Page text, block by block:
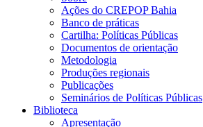
Ações do CREPOP Bahia
Banco de práticas
Cartilha: Políticas Públicas
Documentos de orientação
Metodologia
Produções regionais
Publicações
Seminários de Políticas Públicas
Biblioteca
Apresentação